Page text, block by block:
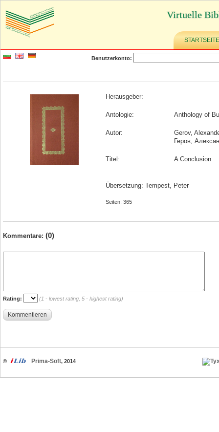
Virtuelle
STARTSEITE
Benutzerkonto:
Herausgeber:
Antologie: Anthology of
Autor:
Gerov,
Геров,
Titel: A Conclusion
Übersetzung: Tempest, Peter
Seiten: 365
Kommentare: (0)
Rating: (1 - lowest rating, 5 - highest rating)
Kommentieren
© Prima-Soft, 2014